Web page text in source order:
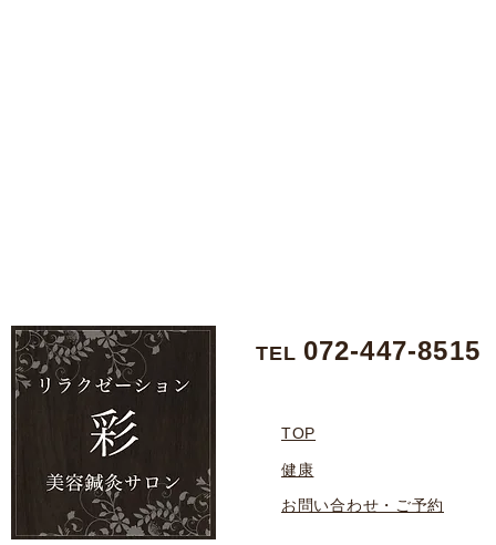
TEL 072-447-8515
TOP
健康
お問い合わせ・ご予約